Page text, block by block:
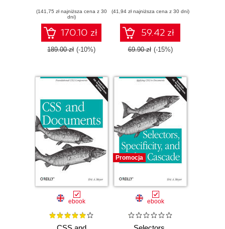
installing,
implementing, and
calibrating
SolarWinds Orion
NPM
(141,75 zł najniższa cena z 30
dni)
170.10 zł
189.00 zł (-10%)
(41,94 zł najniższa cena z 30 dni)
59.42 zł
69.90 zł (-15%)
ebook
Promocja
ebook